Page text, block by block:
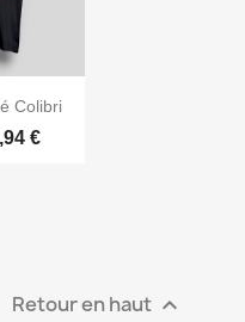
Colibri
€
Retour en haut 